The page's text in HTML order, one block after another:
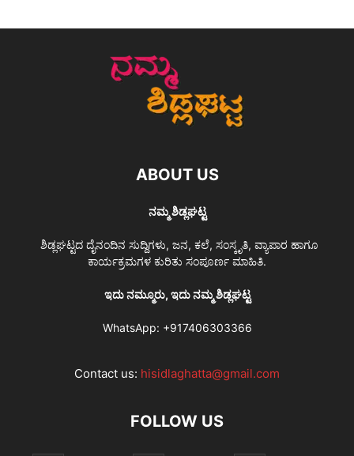
ABOUT US
ನಮ್ಮ ಶಿಡ್ಲಘಟ್ಟ
ಶಿಡ್ಲಘಟ್ಟದ ದೈನಂದಿನ ಸುದ್ದಿಗಳು, ಜನ, ಕಲೆ, ಸಂಸ್ಕೃತಿ, ವ್ಯಾಪಾರ ಹಾಗೂ
ಕಾರ್ಯಕ್ರಮಗಳ ಕುರಿತು ಸಂಪೂರ್ಣ ಮಾಹಿತಿ.
ಇದು ನಮ್ಮೂರು, ಇದು ನಮ್ಮ ಶಿಡ್ಲಘಟ್ಟ
WhatsApp: +917406303366
Contact us: hisidlaghatta@gmail.com
FOLLOW US